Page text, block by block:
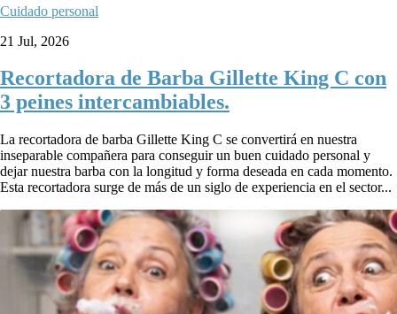
Cuidado personal
21 Jul, 2026
Recortadora de Barba Gillette King C con
3 peines intercambiables.
La recortadora de barba Gillette King C se convertirá en nuestra
inseparable compañera para conseguir un buen cuidado personal y
dejar nuestra barba con la longitud y forma deseada en cada momento.
Esta recortadora surge de más de un siglo de experiencia en el sector...